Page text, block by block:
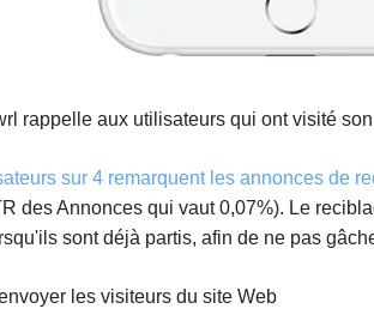
rappelle aux utilisateurs qui ont visité
sur 4 remarquent les annonces de
des Annonces qui vaut 0,07%). Le
sont déjà partis, afin de ne pas
les visiteurs du site Web